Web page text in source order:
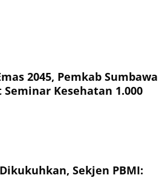
2045, Pemkab Sumbawa
Kesehatan 1.000
Sekjen PBMI: